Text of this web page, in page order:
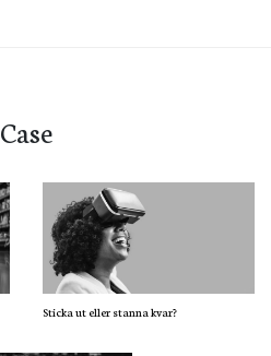
Case
Sticka ut eller stanna kvar?